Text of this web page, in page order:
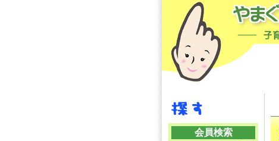
会員検索